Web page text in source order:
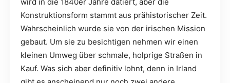
Konstruktionsform stammt aus prähistorischer Zeit.
Wahrscheinlich wurde sie von der irischen Mission
gebaut. Um sie zu besichtigen nehmen wir einen
kleinen Umweg über schmale, holprige Straßen in
Kauf. Was sich aber definitiv lohnt, denn in Irland